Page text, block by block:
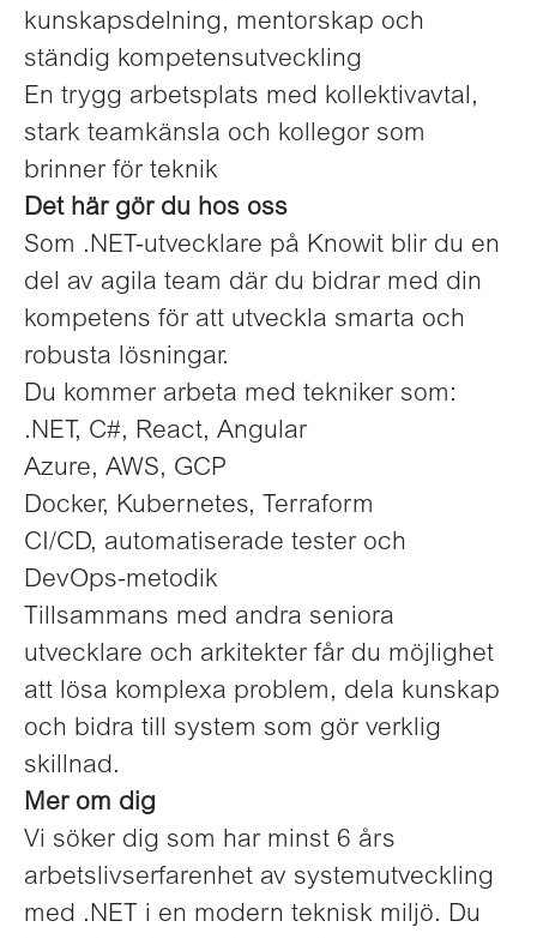
kunskapsdelning, mentorskap och
ständig kompetensutveckling
En trygg arbetsplats med kollektivavtal,
stark teamkänsla och kollegor som
brinner för teknik
Det här gör du hos oss
Som .NET-utvecklare på Knowit blir du en
del av agila team där du bidrar med din
kompetens för att utveckla smarta och
robusta lösningar.
Du kommer arbeta med tekniker som:
.NET, C#, React, Angular
Azure, AWS, GCP
Docker, Kubernetes, Terraform
CI/CD, automatiserade tester och
DevOps-metodik
Tillsammans med andra seniora
utvecklare och arkitekter får du möjlighet
att lösa komplexa problem, dela kunskap
och bidra till system som gör verklig
skillnad.
Mer om dig
Vi söker dig som har minst 6 års
arbetslivserfarenhet av systemutveckling
med .NET i en modern teknisk miljö. Du